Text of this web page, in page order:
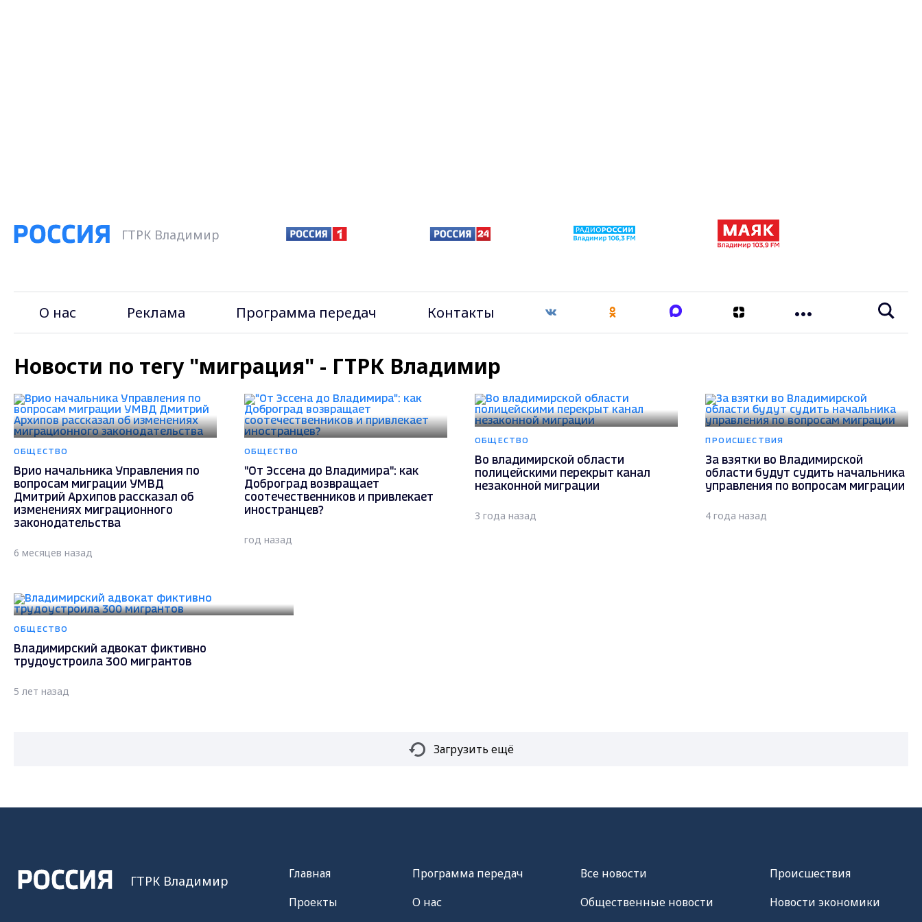
ГТРК Владимир
О нас Реклама Программа передач Контакты
Новости по тегу "миграция" - ГТРК Владимир
ОБЩЕСТВО
Врио начальника Управления по
вопросам миграции УМВД
Дмитрий Архипов рассказал об
изменениях миграционного
законодательства
6 месяцев назад
ОБЩЕСТВО
"От Эссена до Владимира": как
Доброград возвращает
соотечественников и привлекает
иностранцев?
год назад
ОБЩЕСТВО
Во владимирской области
полицейскими перекрыт канал
незаконной миграции
3 года назад
ПРОИСШЕСТВИЯ
За взятки во Владимирской
области будут судить начальника
управления по вопросам миграции
4 года назад
ОБЩЕСТВО
Владимирский адвокат фиктивно
трудоустроила 300 мигрантов
5 лет назад
Загрузить ещё
ГТРК Владимир
Главная
Проекты
Программа передач
О нас
Все новости
Общественные новости
Происшествия
Новости экономики